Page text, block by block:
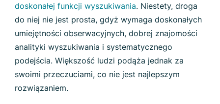
doskonałej funkcji wyszukiwania. Niestety, droga
do niej nie jest prosta, gdyż wymaga doskonałych
umiejętności obserwacyjnych, dobrej znajomości
analityki wyszukiwania i systematycznego
podejścia. Większość ludzi podąża jednak za
swoimi przeczuciami, co nie jest najlepszym
rozwiązaniem.